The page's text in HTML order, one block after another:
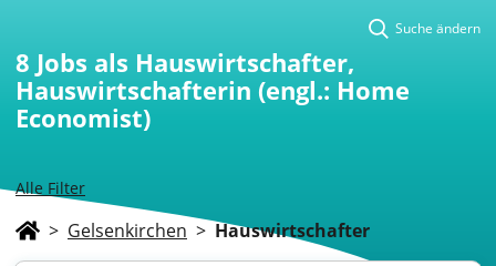
Alle Filter
Suche ändern
8 Jobs als Hauswirtschafter,
Hauswirtschafterin (engl.: Home
Economist)
> Gelsenkirchen > Hauswirtschafter